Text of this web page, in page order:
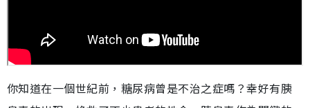
你知道在一個世紀前，糖尿病曾是不治之症嗎？幸好有胰